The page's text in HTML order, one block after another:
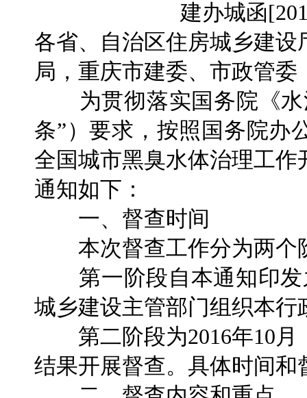
建办城函
各省、自治区住房城乡建
局，重庆市建委、市政管委
为贯彻落实国务院《水
条”）要求，按照国务院办
全国城市黑臭水体治理工
通知如下：
一、督查时间
本次督查工作分为两个
第一阶段自本通知印发
城乡建设主管部门组织本行
第二阶段为2016年10月
结果开展督查。具体时间